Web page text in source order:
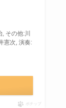
その他:川
憲次, 演奏:
ポチップ